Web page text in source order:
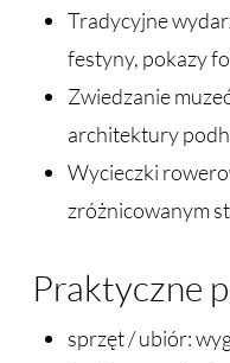
Tradycyjne
festyny, pokazy
Zwiedzanie
architektury
Wycieczki
zróżnicowanym
Praktyczne
sprzęt / ubiór: